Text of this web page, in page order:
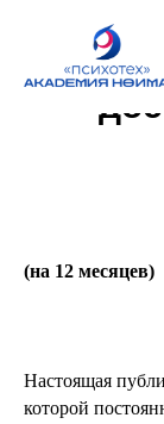
(на 12 месяцев)
Настоящая
которой